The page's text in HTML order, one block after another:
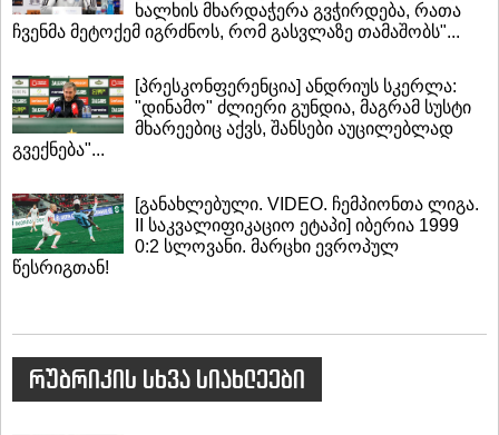
ხალხის მხარდაჭერა გვჭირდება, რათა
ჩვენმა მეტოქემ იგრძნოს, რომ გასვლაზე თამაშობს"...
[პრესკონფერენცია] ანდრიუს სკერლა:
"დინამო" ძლიერი გუნდია, მაგრამ სუსტი
მხარეებიც აქვს, შანსები აუცილებლად
გვექნება"...
[განახლებული. VIDEO. ჩემპიონთა ლიგა.
II საკვალიფიკაციო ეტაპი] იბერია 1999
0:2 სლოვანი. მარცხი ევროპულ
წესრიგთან!
რუბრიკის სხვა სიახლეები